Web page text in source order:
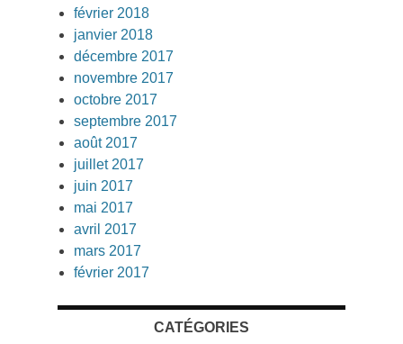
février 2018
janvier 2018
décembre 2017
novembre 2017
octobre 2017
septembre 2017
août 2017
juillet 2017
juin 2017
mai 2017
avril 2017
mars 2017
février 2017
CATÉGORIES